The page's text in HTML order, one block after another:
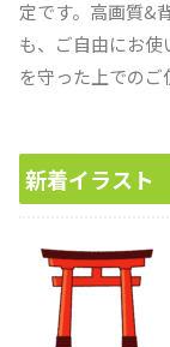
定です。高画質&
も、ご自由にお
を守った上でのご
新着イラスト